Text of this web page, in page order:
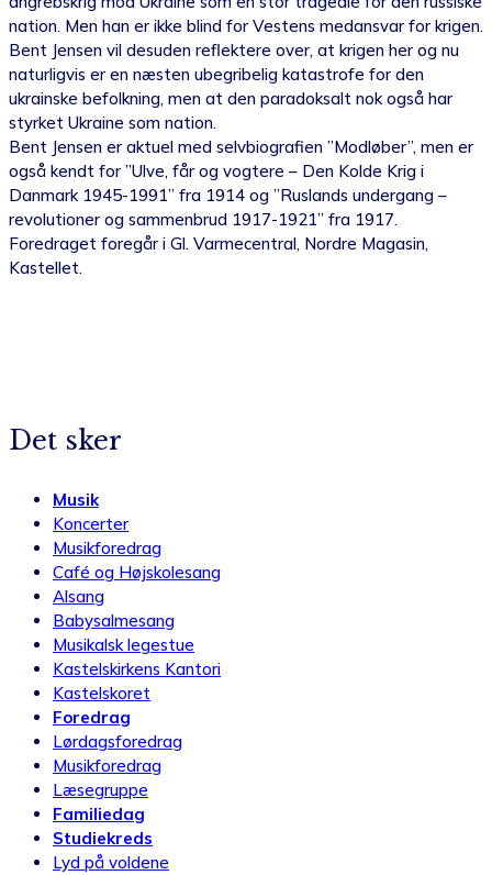
nation. Men han er ikke blind for Vestens medansvar for krigen.
Bent Jensen vil desuden reflektere over, at krigen her og nu
naturligvis er en næsten ubegribelig katastrofe for den
ukrainske befolkning, men at den paradoksalt nok også har
styrket Ukraine som nation.
Bent Jensen er aktuel med selvbiografien ”Modløber”, men er
også kendt for ”Ulve, får og vogtere – Den Kolde Krig i
Danmark 1945-1991” fra 1914 og ”Ruslands undergang –
revolutioner og sammenbrud 1917-1921” fra 1917.
Foredraget foregår i Gl. Varmecentral, Nordre Magasin,
Kastellet.
Det sker
Musik
Koncerter
Musikforedrag
Café og Højskolesang
Alsang
Babysalmesang
Musikalsk legestue
Kastelskirkens Kantori
Kastelskoret
Foredrag
Lørdagsforedrag
Musikforedrag
Læsegruppe
Familiedag
Studiekreds
Lyd på voldene